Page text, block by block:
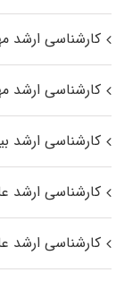
کارشناسی ارشد
کارشناسی ارشد
کارشناسی ارشد
کارشناسی ارشد
کارشناسی ارشد